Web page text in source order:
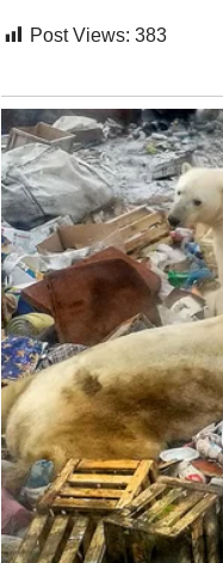
Post Views: 383